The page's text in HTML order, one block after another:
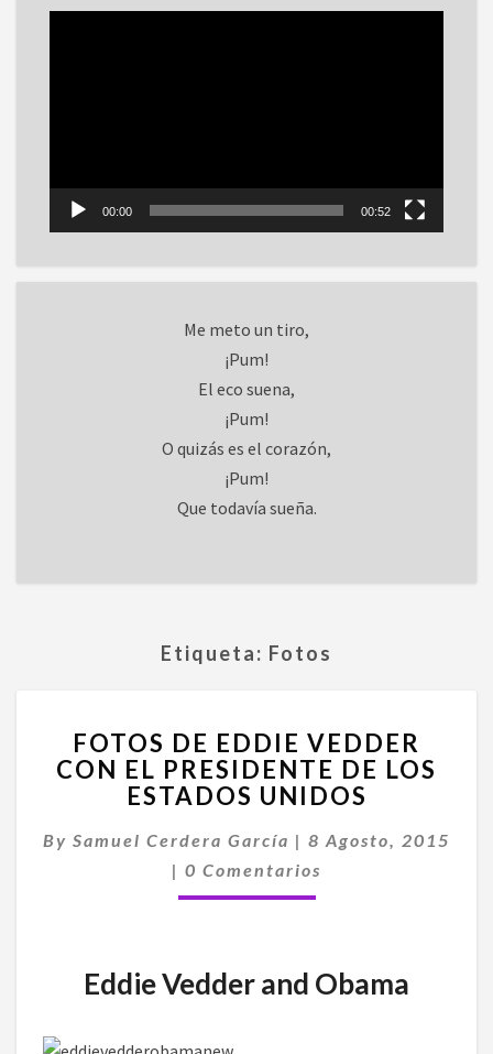
00:00 00:52
Me meto un tiro,
¡Pum!
El eco suena,
¡Pum!
O quizás es el corazón,
¡Pum!
Que todavía sueña.
Etiqueta: Fotos
DE
EDDIE
VEDDER
EL
PRESIDENTE
FOTOS DE EDDIE VEDDER
CON EL PRESIDENTE DE LOS
ESTADOS UNIDOS
By Samuel Cerdera García | 8 Agosto, 2015
| Comentarios
0 Comentarios
Eddie Vedder and Obama